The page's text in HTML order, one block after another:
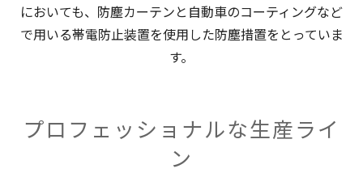
においても、防塵カーテンと自動車のコーティングなど
で用いる帯電防止装置を使用した防塵措置をとっていま
す。
プロフェッショナルな生産ライ
ン